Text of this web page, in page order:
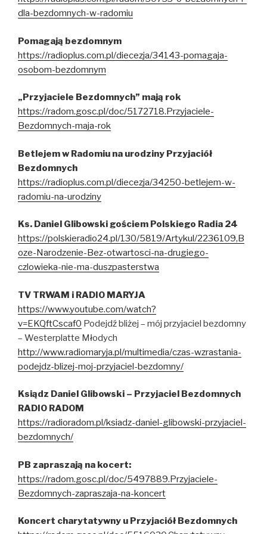
dla-bezdomnych-w-radomiu
Pomagają bezdomnym
https://radioplus.com.pl/diecezja/34143-pomagaja-
osobom-bezdomnym
„Przyjaciele Bezdomnych” mają rok
https://radom.gosc.pl/doc/5172718.Przyjaciele-
Bezdomnych-maja-rok
Betlejem w Radomiu na urodziny Przyjaciół
Bezdomnych
https://radioplus.com.pl/diecezja/34250-betlejem-w-
radomiu-na-urodziny
Ks. Daniel Glibowski gościem Polskiego Radia 24
https://polskieradio24.pl/130/5819/Artykul/2236109,B
oze-Narodzenie-Bez-otwartosci-na-drugiego-
czlowieka-nie-ma-duszpasterstwa
TV TRWAM i RADIO MARYJA
https://www.youtube.com/watch?
v=EKQftCscaf0 Podejdź bliżej – mój przyjaciel bezdomny
– Westerplatte Młodych
http://www.radiomaryja.pl/multimedia/czas-wzrastania-
podejdz-blizej-moj-przyjaciel-bezdomny/
Ksiądz Daniel Glibowski – Przyjaciel Bezdomnych
RADIO RADOM
https://radioradom.pl/ksiadz-daniel-glibowski-przyjaciel-
bezdomnych/
PB zapraszają na kocert:
https://radom.gosc.pl/doc/5497889.Przyjaciele-
Bezdomnych-zapraszaja-na-koncert
Koncert charytatywny u Przyjaciół Bezdomnych